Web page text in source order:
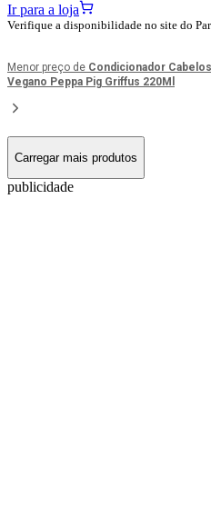
Ir para a loja
Verifique a disponibilidade no site do
Menor preço de Condicionador
Vegano Peppa Pig Griffus 220Ml
Carregar mais produtos
publicidade